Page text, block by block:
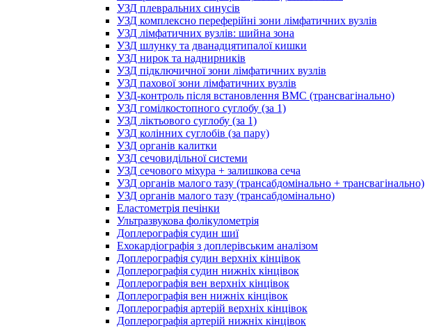
УЗД плевральних синусів
УЗД комплексно переферійні зони лімфатичних вузлів
УЗД лімфатичних вузлів: шийна зона
УЗД шлунку та дванадцятипалої кишки
УЗД нирок та наднирників
УЗД підключичної зони лімфатичних вузлів
УЗД пахової зони лімфатичних вузлів
УЗД-контроль після встановлення ВМС (трансвагінально)
УЗД гомілкостопного суглобу (за 1)
УЗД ліктьового суглобу (за 1)
УЗД колінних суглобів (за пару)
УЗД органів калитки
УЗД сечовидільної системи
УЗД сечового міхура + залишкова сеча
УЗД органів малого тазу (трансабдомінально + трансвагінально)
УЗД органів малого тазу (трансабдомінально)
Еластометрія печінки
Ультразвукова фолікулометрія
Доплерографія судин шиї
Ехокардіографія з доплерівським аналізом
Доплерографія судин верхніх кінцівок
Доплерографія судин нижніх кінцівок
Доплерографія вен верхніх кінцівок
Доплерографія вен нижніх кінцівок
Доплерографія артерій верхніх кінцівок
Доплерографія артерій нижніх кінцівок